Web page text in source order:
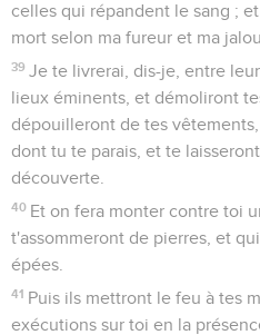
celles qui répandent le sang ;
mort selon ma fureur et ma
39 Je te livrerai, dis-je, entre
lieux éminents, et démoliront
dépouilleront de tes
dont tu te parais, et te
découverte.
40 Et on fera monter contre toi
t'assommeront de pierres, et
épées.
41 Puis ils mettront le feu à tes
exécutions sur toi en la